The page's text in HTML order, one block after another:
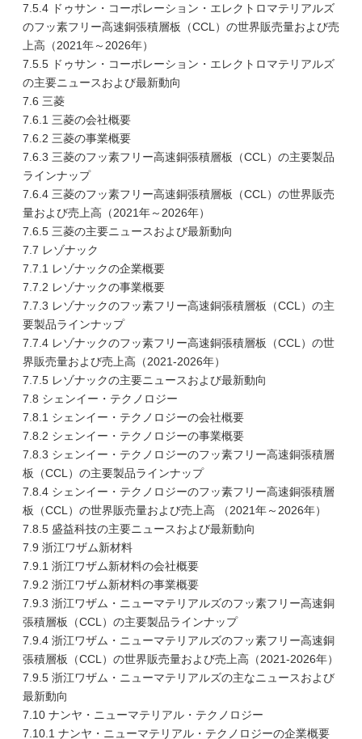
7.5.4 ドゥサン・コーポレーション・エレクトロマテリアルズ
のフッ素フリー高速銅張積層板（CCL）の世界販売量および売
上高（2021年～2026年）
7.5.5 ドゥサン・コーポレーション・エレクトロマテリアルズ
の主要ニュースおよび最新動向
7.6 三菱
7.6.1 三菱の会社概要
7.6.2 三菱の事業概要
7.6.3 三菱のフッ素フリー高速銅張積層板（CCL）の主要製品
ラインナップ
7.6.4 三菱のフッ素フリー高速銅張積層板（CCL）の世界販売
量および売上高（2021年～2026年）
7.6.5 三菱の主要ニュースおよび最新動向
7.7 レゾナック
7.7.1 レゾナックの企業概要
7.7.2 レゾナックの事業概要
7.7.3 レゾナックのフッ素フリー高速銅張積層板（CCL）の主
要製品ラインナップ
7.7.4 レゾナックのフッ素フリー高速銅張積層板（CCL）の世
界販売量および売上高（2021-2026年）
7.7.5 レゾナックの主要ニュースおよび最新動向
7.8 シェンイー・テクノロジー
7.8.1 シェンイー・テクノロジーの会社概要
7.8.2 シェンイー・テクノロジーの事業概要
7.8.3 シェンイー・テクノロジーのフッ素フリー高速銅張積層
板（CCL）の主要製品ラインナップ
7.8.4 シェンイー・テクノロジーのフッ素フリー高速銅張積層
板（CCL）の世界販売量および売上高 （2021年～2026年）
7.8.5 盛益科技の主要ニュースおよび最新動向
7.9 浙江ワザム新材料
7.9.1 浙江ワザム新材料の会社概要
7.9.2 浙江ワザム新材料の事業概要
7.9.3 浙江ワザム・ニューマテリアルズのフッ素フリー高速銅
張積層板（CCL）の主要製品ラインナップ
7.9.4 浙江ワザム・ニューマテリアルズのフッ素フリー高速銅
張積層板（CCL）の世界販売量および売上高（2021-2026年）
7.9.5 浙江ワザム・ニューマテリアルズの主なニュースおよび
最新動向
7.10 ナンヤ・ニューマテリアル・テクノロジー
7.10.1 ナンヤ・ニューマテリアル・テクノロジーの企業概要